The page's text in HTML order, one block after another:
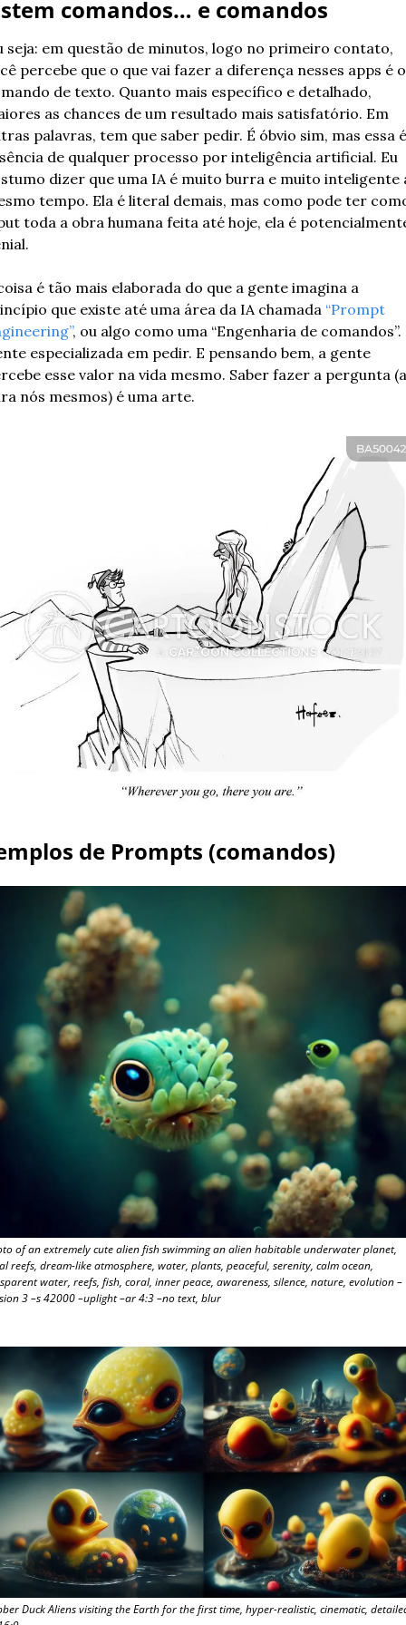
comandos… e comandos
seja: em questão de minutos, logo no primeiro contato,
percebe que o que vai fazer a diferença nesses apps é o
de texto. Quanto mais específico e detalhado,
as chances de um resultado mais satisfatório. Em
palavras, tem que saber pedir. É óbvio sim, mas essa
de qualquer processo por inteligência artificial. Eu
dizer que uma IA é muito burra e muito inteligente
tempo. Ela é literal demais, mas como pode ter
toda a obra humana feita até hoje, ela é
é tão mais elaborada do que a gente imagina a
que existe até uma área da IA chamada “Prompt
, ou algo como uma “Engenharia de comandos”.
especializada em pedir. E pensando bem, a gente
esse valor na vida mesmo. Saber fazer a pergunta
nós mesmos) é uma arte.
de Prompts (comandos)
of an extremely cute alien fish swimming an alien habitable underwater planet,
reefs, dream-like atmosphere, water, plants, peaceful, serenity, calm ocean,
water, reefs, fish, coral, inner peace, awareness, silence, nature, evolution –
3 –s 42000 –uplight –ar 4:3 –no text, blur
Duck Aliens visiting the Earth for the first time, hyper-realistic, cinematic,